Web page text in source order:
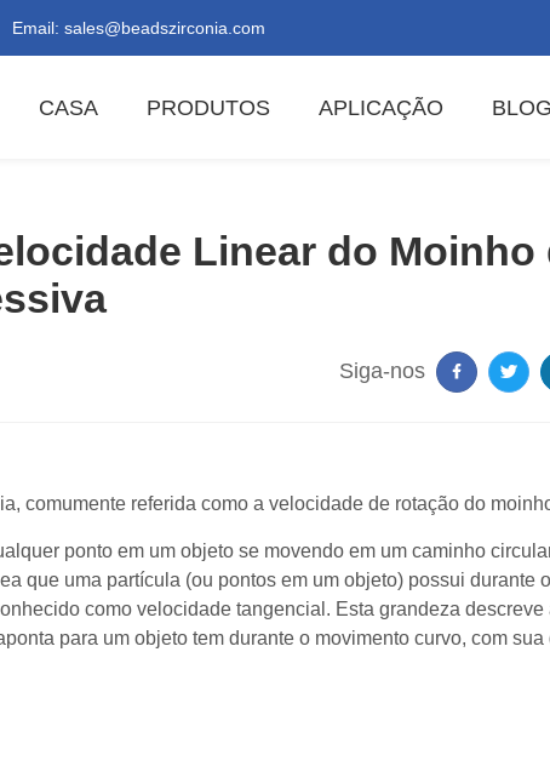
Email: sales@beadszirconia.com
CASA PRODUTOS APLICAÇÃO
Linear do
Siga-nos
comumente referida como a velocidade de rotação do
ponto em um objeto se movendo em um caminho
que uma partícula (ou pontos em um objeto) possui
como velocidade tangencial. Esta grandeza
para um objeto tem durante o movimento curvo, com